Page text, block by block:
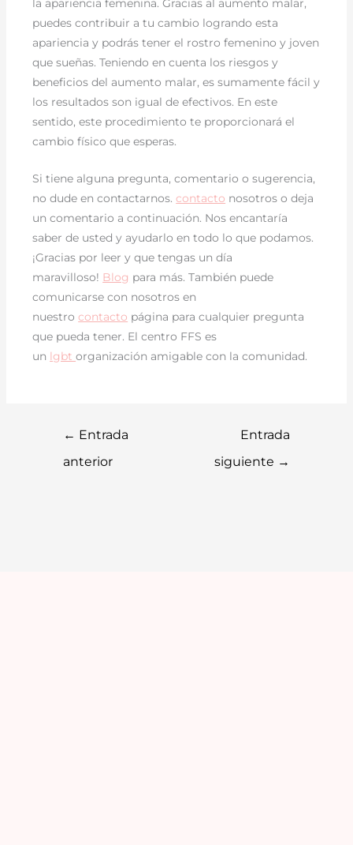
la apariencia femenina. Gracias al aumento malar,
puedes contribuir a tu cambio logrando esta
apariencia y podrás tener el rostro femenino y joven
que sueñas. Teniendo en cuenta los riesgos y
beneficios del aumento malar, es sumamente fácil y
los resultados son igual de efectivos. En este
sentido, este procedimiento te proporcionará el
cambio físico que esperas.
Si tiene alguna pregunta, comentario o sugerencia,
no dude en contactarnos.contacto nosotros o deja
un comentario a continuación. Nos encantaría
saber de usted y ayudarlo en todo lo que podamos.
¡Gracias por leer y que tengas un día
maravilloso! Blog para más. También puede
comunicarse con nosotros en
nuestrocontacto página para cualquier pregunta
que pueda tener. El centro FFS es
un lgbtorganización amigable con la comunidad.
← Entrada
anterior
Entrada
siguiente →